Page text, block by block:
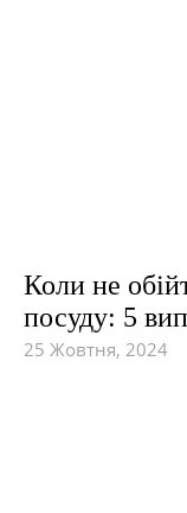
Коли не
посуду: 5
25 Жовтня, 2024